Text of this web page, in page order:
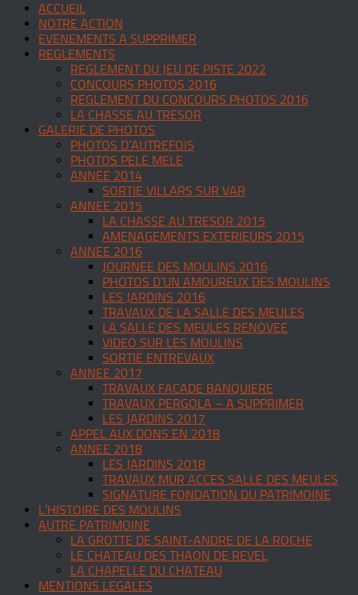
ACCUEIL
NOTRE ACTION
EVENEMENTS A SUPPRIMER
REGLEMENTS
REGLEMENT DU JEU DE PISTE 2022
CONCOURS PHOTOS 2016
REGLEMENT DU CONCOURS PHOTOS 2016
LA CHASSE AU TRESOR
GALERIE DE PHOTOS
PHOTOS D’AUTREFOIS
PHOTOS PELE MELE
ANNEE 2014
SORTIE VILLARS SUR VAR
ANNEE 2015
LA CHASSE AU TRESOR 2015
AMENAGEMENTS EXTERIEURS 2015
ANNEE 2016
JOURNEE DES MOULINS 2016
PHOTOS D’UN AMOUREUX DES MOULINS
LES JARDINS 2016
TRAVAUX DE LA SALLE DES MEULES
LA SALLE DES MEULES RENOVEE
VIDEO SUR LES MOULINS
SORTIE ENTREVAUX
ANNEE 2017
TRAVAUX FACADE BANQUIERE
TRAVAUX PERGOLA – A SUPPRIMER
LES JARDINS 2017
APPEL AUX DONS EN 2018
ANNEE 2018
LES JARDINS 2018
TRAVAUX MUR ACCES SALLE DES MEULES
SIGNATURE FONDATION DU PATRIMOINE
L’HISTOIRE DES MOULINS
AUTRE PATRIMOINE
LA GROTTE DE SAINT-ANDRE DE LA ROCHE
LE CHATEAU DES THAON DE REVEL
LA CHAPELLE DU CHATEAU
MENTIONS LEGALES